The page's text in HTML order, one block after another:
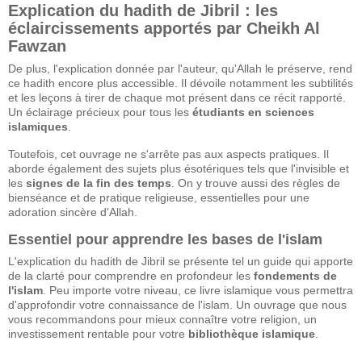
Explication du hadith de Jibril : les
éclaircissements apportés par Cheikh Al
Fawzan
De plus, l'explication donnée par l'auteur, qu'Allah le préserve, rend
ce hadith encore plus accessible. Il dévoile notamment les subtilités
et les leçons à tirer de chaque mot présent dans ce récit rapporté.
Un éclairage précieux pour tous les étudiants en sciences
islamiques
Toutefois, cet ouvrage ne s'arrête pas aux aspects pratiques. Il
aborde également des sujets plus ésotériques tels que l'invisible et
les signes de la fin des temps . On y trouve aussi des règles de
bienséance et de pratique religieuse, essentielles pour une
adoration sincère d'Allah.
Essentiel pour apprendre les bases de l'islam
L'explication du hadith de Jibril se présente tel un guide qui apporte
de la clarté pour comprendre en profondeur les fondements de
l'islam . Peu importe votre niveau, ce livre islamique vous permettra
d'approfondir votre connaissance de l'islam. Un ouvrage que nous
vous recommandons pour mieux connaître votre religion, un
investissement rentable pour votre bibliothèque islamique